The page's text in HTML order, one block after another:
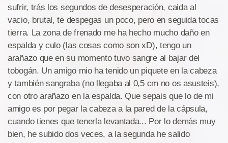
sufrir, trás los segundos de desesperación, caida al
vacio, brutal, te despegas un poco, pero en seguida tocas
tierra. La zona de frenado me ha hecho mucho daño en
espalda y culo (las cosas como son xD), tengo un
arañazo que en su momento tuvo sangre al bajar del
tobogán. Un amigo mio ha tenido un piquete en la cabeza
y también sangraba (no llegaba al 0,5 cm no os asusteis),
con otro arañazo en la espalda. Que sepais que lo de mi
amigo es por pegar la cabeza a la pared de la cápsula,
cuando tienes que tenerla levantada... Por lo demás muy
bien, he subido dos veces, a la segunda he salido